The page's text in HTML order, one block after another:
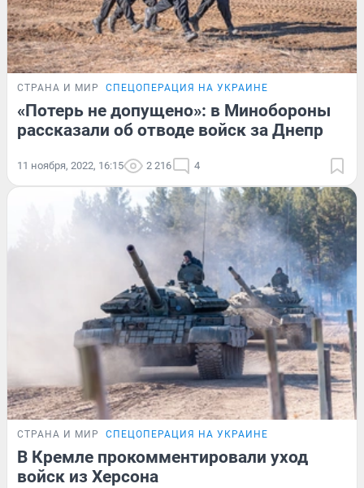
СТРАНА И МИР СПЕЦОПЕРАЦИЯ НА УКРАИНЕ
«Потерь не допущено»: в Минобороны
рассказали об отводе войск за Днепр
11 ноября, 2022, 16:15 2 216 4
СТРАНА И МИР СПЕЦОПЕРАЦИЯ НА УКРАИНЕ
В Кремле прокомментировали уход
войск из Херсона